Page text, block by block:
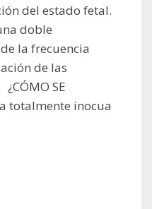
del estado fetal.
doble
la frecuencia
de las
SE
totalmente inocua